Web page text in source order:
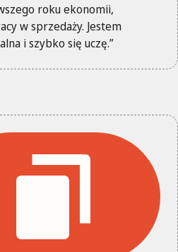
roku ekonomii,
w sprzedaży. Jestem
i szybko się uczę.”